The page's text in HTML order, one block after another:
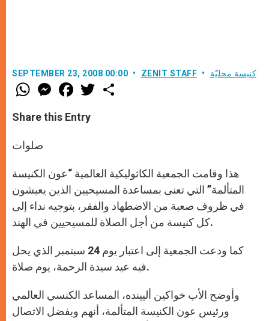
SEPTEMBER 23, 2008 00:00 ZENIT STAFF كنيسة محليّة
W
h
t
s
p
p
M
e
s
e
F
a
e
b
w
Share this Entry
صلوات
هذا وقامت الجمعية الكاثوليكية العالمية “عون الكنيسة
المتألمة” التي تعنى بمساعدة المسيحيين الذين يعيشون
في ظروف صعبة من الاضطهاد والفقر، بتوجيه نداء إلى
كل كنيسة من أجل الصلاة للمسيحيين في الهند.
كما ودعت الجمعية إلى اعتبار يوم 24 سبتمبر الذي يحل
فيه عيد سيدة الرحمة، يوم صلاة.
وأوضح الأب خواكين أليينده، المساعد الكنسي العالمي
ورئيس عون الكنيسة المتألمة، أنهم وبفضل الاتصال